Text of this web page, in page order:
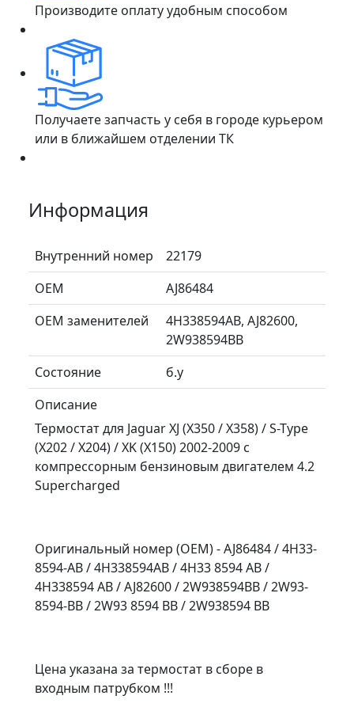
Производите оплату удобным способом
Получаете запчасть у себя в городе курьером
или в ближайшем отделении ТК
Информация
Внутренний номер
22179
ОЕМ
AJ86484
ОЕМ заменителей
4H338594AB, AJ82600,
2W938594BB
Состояние
б.у
Описание
Термостат для Jaguar XJ (X350 / X358) / S-Type
(X202 / X204) / XK (X150) 2002-2009 с
компрессорным бензиновым двигателем 4.2
Supercharged
Оригинальный номер (OEM) - AJ86484 / 4H33-
8594-AB / 4H338594AB / 4H33 8594 AB /
4H338594 AB / AJ82600 / 2W938594BB / 2W93-
8594-BB / 2W93 8594 BB / 2W938594 BB
Цена указана за термостат в сборе в
входным патрубком !!!